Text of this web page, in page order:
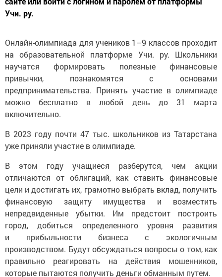
Учи. ру.
Онлайн-олимпиада для учеников 1–9 классов проходит
на образовательной платформе Учи. ру. Школьники
научатся формировать полезные финансовые
привычки, познакомятся с основами
предпринимательства. Принять участие в олимпиаде
можно бесплатно в любой день до 31 марта
включительно.
В 2023 году почти 47 тыс. школьников из Татарстана
уже приняли участие в олимпиаде.
В этом году учащиеся разберутся, чем акции
отличаются от облигаций, как ставить финансовые
цели и достигать их, грамотно выбрать вклад, получить
финансовую защиту имущества и возместить
непредвиденные убытки. Им предстоит построить
город, добиться определенного уровня развития
и прибыльности бизнеса с экологичным
производством. Будут обсуждаться вопросы о том, как
правильно реагировать на действия мошенников,
которые пытаются получить деньги обманным путем.